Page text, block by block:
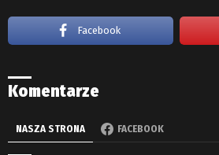
Facebook
Komentarze
NASZA STRONA FACEBOOK